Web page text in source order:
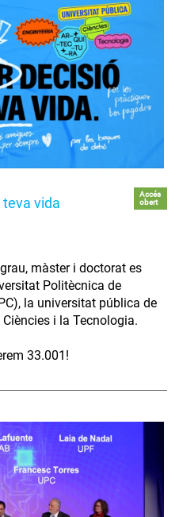
teva vida
Accés
obert
màster i doctorat es
Politècnica de
la universitat pública de
i la Tecnologia.
33.001!